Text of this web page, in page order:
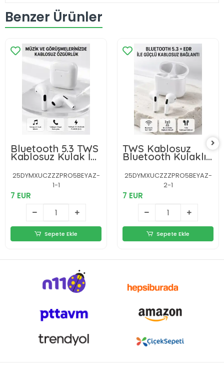
Benzer Ürünler
Bluetooth 5.3 TWS
Kablosuz Kulak İçi
Kulaklık 25 Metre
Menzil Şarj Kutulu
25DYMXUCZZZPRO5BEYAZ-
1-1
7 EUR
Sepete Ekle
TWS Kablosuz
Bluetooth Kulaklık
3 Saat Müzik 4
Saat Konuşma
Şarj Kutulu
25DYMXUCZZZPRO5BEYAZ-
2-1
7 EUR
Sepete Ekle